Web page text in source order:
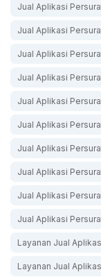
Jual Aplikasi
Jual Aplikasi
Jual Aplikasi
Jual Aplikasi
Jual Aplikasi
Jual Aplikasi
Jual Aplikasi
Jual Aplikasi
Jual Aplikasi
Jual Aplikasi
Layanan Jual
Layanan Jual